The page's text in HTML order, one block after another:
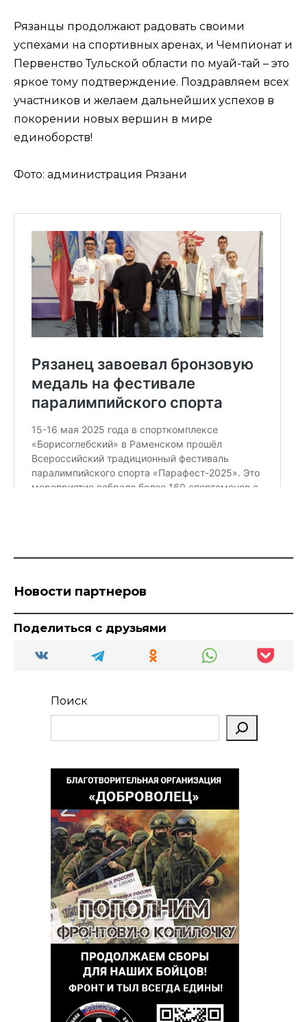
Рязанцы продолжают радовать своими
успехами на спортивных аренах, и Чемпионат и
Первенство Тульской области по муай-тай – это
яркое тому подтверждение. Поздравляем всех
участников и желаем дальнейших успехов в
покорении новых вершин в мире
единоборств!
Фото: администрация Рязани
Новости партнеров
Поделиться с друзьями
Поиск